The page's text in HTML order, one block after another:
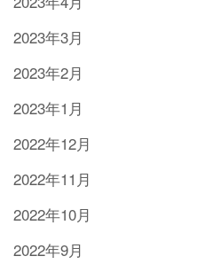
2023年3月
2023年2月
2023年1月
2022年12月
2022年11月
2022年10月
2022年9月